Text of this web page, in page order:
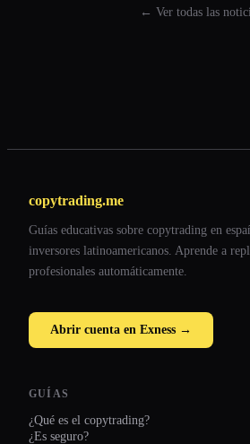
← Ver todas las
copytrading.me
Guías educativas sobre copytrading en
inversores latinoamericanos. Aprende a
profesionales automáticamente.
Abrir cuenta en Exness →
GUÍAS
¿Qué es el copytrading?
¿Es seguro?